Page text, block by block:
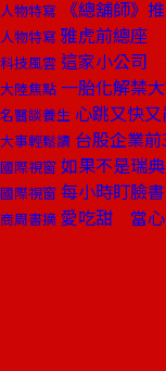
人物特寫 《總舖師》
人物特寫 雅虎前總座
科技風雲 這家小公司
大陸焦點 一胎化解禁
名醫談養生 心跳又快
大事輕鬆讀 台股企業
國際視窗 如果不是瑞
國際視窗 每小時盯臉
商周書摘 愛吃甜 當心